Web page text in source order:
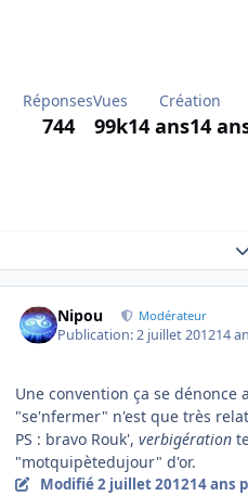
Réponses
744
Vues
99k
Création
14 ans14
Nipou Modérateur
Publication:2 juillet 201214
Une convention ça se dénonce
"se'nfermer" n'est que très
PS : bravo Rouk', verbigération
"motquipètedujour" d'or.
Modifié2 juillet 201214 ans